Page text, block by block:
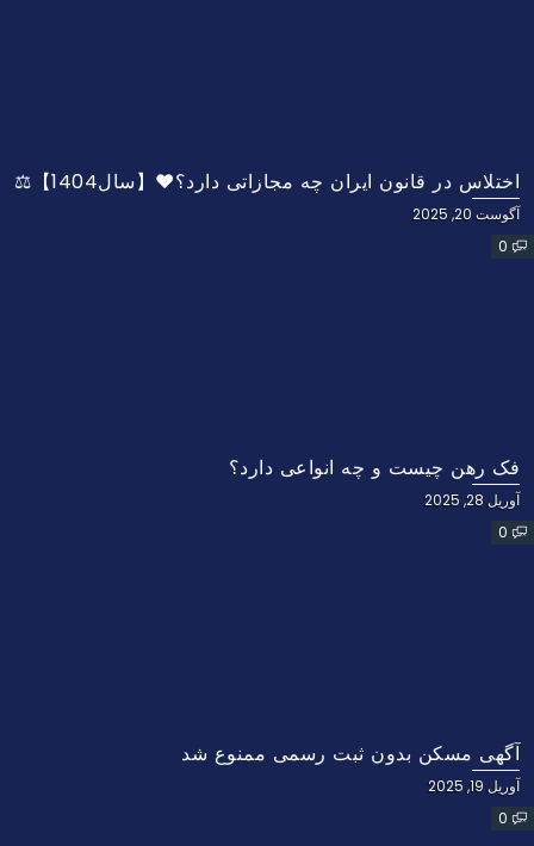
اختلاس در قانون ایران چه مجازاتی دارد؟❤️【سال1404】⚖️
آگوست 20, 2025
0
فک رهن چیست و چه انواعی دارد؟
آوریل 28, 2025
0
آگهی مسکن بدون ثبت رسمی ممنوع شد
آوریل 19, 2025
0